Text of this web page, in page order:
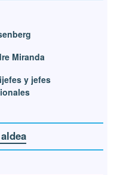
Miranda
y jefes